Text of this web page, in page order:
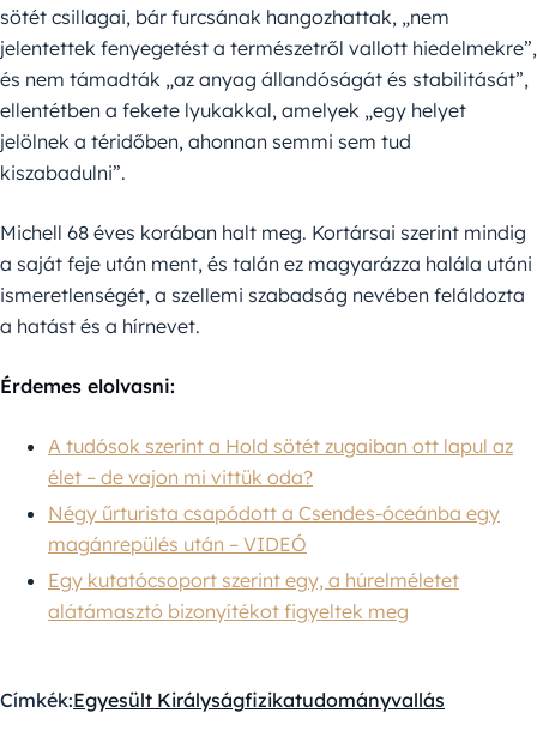
sötét csillagai, bár furcsának hangozhattak, „nem
jelentettek fenyegetést a természetről vallott hiedelmekre”,
és nem támadták „az anyag állandóságát és stabilitását”,
ellentétben a fekete lyukakkal, amelyek „egy helyet
jelölnek a téridőben, ahonnan semmi sem tud
kiszabadulni”.
Michell 68 éves korában halt meg. Kortársai szerint mindig
a saját feje után ment, és talán ez magyarázza halála utáni
ismeretlenségét, a szellemi szabadság nevében feláldozta
a hatást és a hírnevet.
Érdemes elolvasni:
A tudósok szerint a Hold sötét zugaiban ott lapul az
élet – de vajon mi vittük oda?
Négy űrturista csapódott a Csendes-óceánba egy
magánrepülés után – VIDEÓ
Egy kutatócsoport szerint egy, a húrelméletet
alátámasztó bizonyítékot figyeltek meg
Címkék:Egyesült Királyságfizikatudományvallás